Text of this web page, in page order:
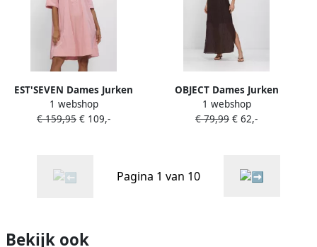
EST'SEVEN Dames Jurken
Beyza Dress Roze
1 webshop
€ 159,95 € 109,-
OBJECT Dames Jurken
Objlyne S l Re Long Dress
Bruin
1 webshop
€ 79,99 € 62,-
Pagina 1 van 10
Bekijk ook